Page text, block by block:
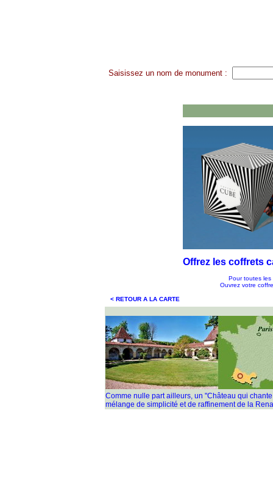
Saisissez un nom de monument :
Offrez les coffrets
Pour toutes les
Ouvrez votre
< RETOUR A LA CARTE
Comme nulle part ailleurs, un "Château qui
mélange de simplicité et de raffinement de la